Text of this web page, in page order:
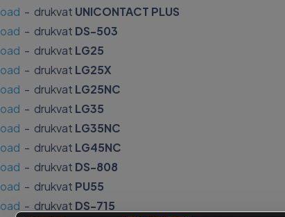
- drukvat UNICONTACT PLUS
- drukvat DS-503
- drukvat LG25
- drukvat LG25X
- drukvat LG25NC
- drukvat LG35
- drukvat LG35NC
- drukvat LG45NC
- drukvat DS-808
- drukvat PU55
- drukvat DS-715